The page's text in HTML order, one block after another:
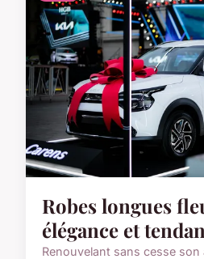
Robes longues
élégance et
Renouvelant sans cesse son